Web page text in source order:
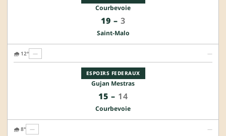
Courbevoie
19 – 3
Saint-Malo
ESPOIRS FEDERAUX
Gujan Mestras
15 – 14
Courbevoie
🌧️ 12° — —
🌧️ 8° — —